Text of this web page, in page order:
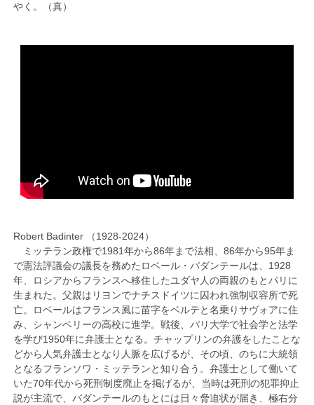
やく。（真）
Robert Badinter （1928-2024）
ミッテラン政権で1981年から86年まで法相、86年から95年ま
で憲法評議会の議長を務めたロベール・バダンテールは、1928
年、ロシアからフランスへ移住したユダヤ人の両親のもとパリに
生まれた。父親はリヨンでナチスドイツに囚われ強制収容所で死
亡。ロベールはフランス風に苗字をベルテと名乗りサヴォアに住
み、シャンベリーの高校に進学。戦後、パリ大学で社会学と法学
を学び1950年に弁護士となる。チャップリンの弁護をしたことな
どから人気弁護士となり人脈を広げるが、その頃、のちに大統領
となるフランソワ・ミッテランと知り合う。弁護士として働いて
いた70年代から死刑制度廃止を掲げるが、当時は死刑の犯罪抑止
説が主流で、バダンテールのもとには日々脅迫状が届き、極右分